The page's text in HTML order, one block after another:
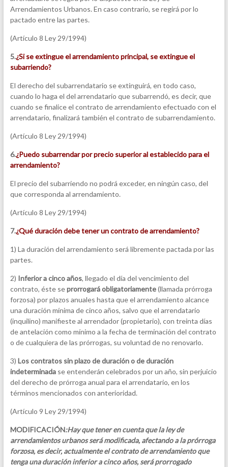
Arrendamientos Urbanos. En caso contrario, se regirá por lo
pactado entre las partes.
(Artículo 8 Ley 29/1994)
5.¿Si se extingue el arrendamiento principal, se extingue el
subarriendo?
El derecho del subarrendatario se extinguirá, en todo caso,
cuando lo haga el del arrendatario que subarrendó, es decir, que
cuando se finalice el contrato de arrendamiento efectuado con el
arrendatario, finalizará también el contrato de subarrendamiento.
(Artículo 8 Ley 29/1994)
6.¿Puedo subarrendar por precio superior al establecido para el
arrendamiento?
El precio del subarriendo no podrá exceder, en ningún caso, del
que corresponda al arrendamiento.
(Artículo 8 Ley 29/1994)
7.¿Qué duración debe tener un contrato de arrendamiento?
1) La duración del arrendamiento será libremente pactada por las
partes.
2) Inferior a cinco años, llegado el día del vencimiento del
contrato, éste seprorrogará obligatoriamente(llamada prórroga
forzosa) por plazos anuales hasta que el arrendamiento alcance
una duración mínima de cinco años, salvo que el arrendatario
(inquilino) manifieste al arrendador (propietario), con treinta días
de antelación como mínimo a la fecha de terminación del contrato
o de cualquiera de las prórrogas, su voluntad de no renovarlo.
3) Los contratos sin plazo de duración o de duración
indeterminada se entenderán celebrados por un año, sin perjuicio
del derecho de prórroga anual para el arrendatario, en los
términos mencionados con anterioridad.
(Artículo 9 Ley 29/1994)
MODIFICACIÓN:Hay que tener en cuenta que la ley de
arrendamientos urbanos será modificada, afectando a la prórroga
forzosa, es decir, actualmente el contrato de arrendamiento que
tenga una duración inferior a cinco años, será prorrogado